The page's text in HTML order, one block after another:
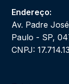
Endereço:
Av. Padre
Paulo - SP,
CNPJ: